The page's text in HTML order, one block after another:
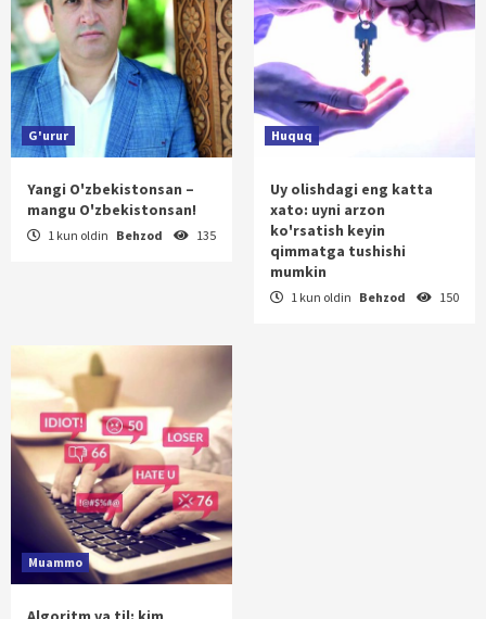
G'urur
Yangi O'zbekistonsan –
mangu O'zbekistonsan!
1 kun oldin Behzod 135
Huquq
Uy olishdagi eng katta
xato: uyni arzon
ko'rsatish keyin
qimmatga tushishi
mumkin
1 kun oldin Behzod 150
Muammo